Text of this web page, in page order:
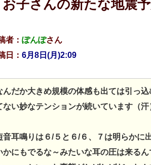
お子さんの新たな地震
者： ぽんぽさん
日： 6月8日(月)2:09
んだか大きめ規模の体感も出ては引っ
ない妙なテンションが続いています（汗
音耳鳴りは６/５と６/６、７は明らかに
かにもでるな～みたいな耳の圧は来る